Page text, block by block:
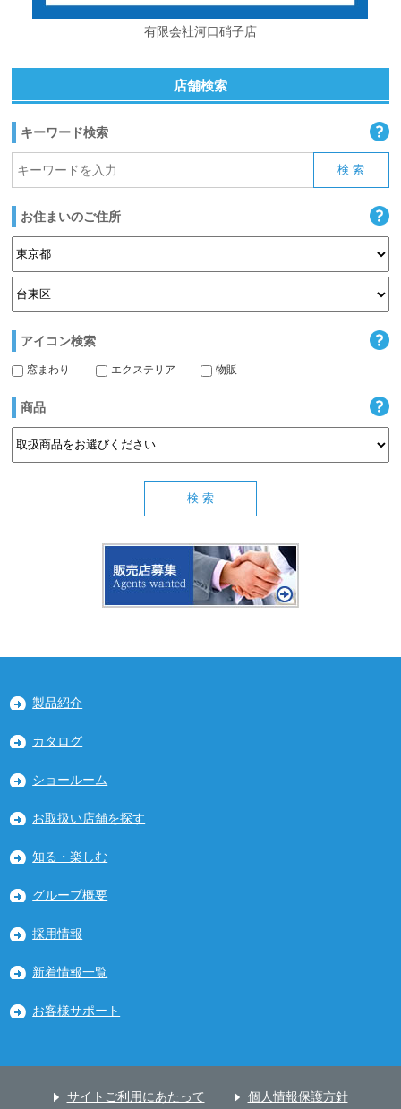
有限会社河口硝子店
店舗検索
キーワード検索
お住まいのご住所
アイコン検索
窓まわり エクステリア 物販
商品
製品紹介
カタログ
ショールーム
お取扱い店舗を探す
知る・楽しむ
グループ概要
採用情報
新着情報一覧
お客様サポート
サイトご利用にあたって 個人情報保護方針